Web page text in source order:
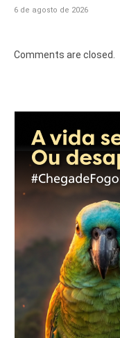
6 de agosto de 2026
Comments are closed.